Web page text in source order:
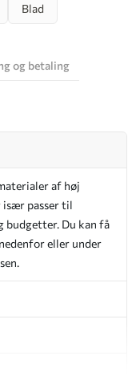
Blad
og betaling
af høj
især passer til
budgetter. Du kan få
eller under